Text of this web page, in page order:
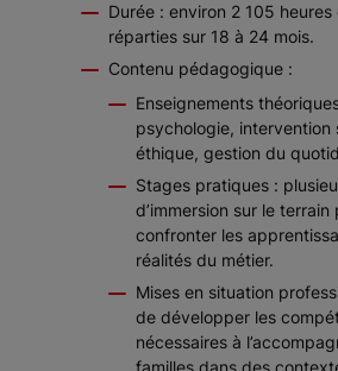
Durée : environ 2 105
réparties sur 18 à 24 mois.
Contenu pédagogique :
Enseignements
psychologie, intervention
éthique, gestion du
Stages pratiques :
d’immersion sur le
confronter les
réalités du métier.
Mises en situation
de développer les
nécessaires à